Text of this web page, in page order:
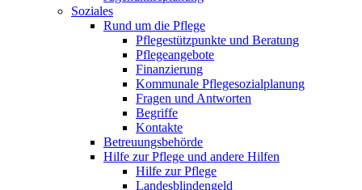
Soziales
Rund um die Pflege
Pflegestützpunkte und Beratung
Pflegeangebote
Finanzierung
Kommunale Pflegesozialplanung
Fragen und Antworten
Begriffe
Kontakte
Betreuungsbehörde
Hilfe zur Pflege und andere Hilfen
Hilfe zur Pflege
Landesblindengeld